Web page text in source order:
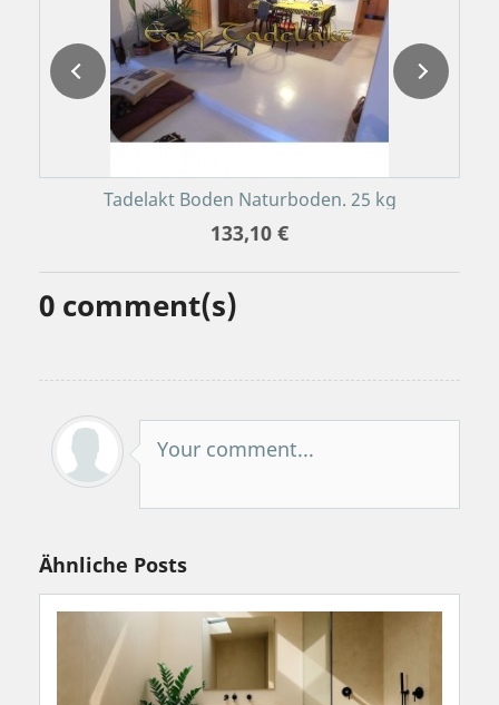
Tadelakt Boden Naturboden. 25 kg
133,10 €
0 comment(s)
Your comment...
Ähnliche Posts
natürlich erzeugt, ohne Chemie